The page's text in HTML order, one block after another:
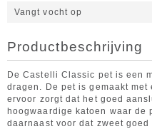
Vangt vocht op
Productbeschrijving
De Castelli Classic pet is een
dragen. De pet is gemaakt
ervoor zorgt dat het goed
hoogwaardige katoen waar de
daarnaast voor dat zweet